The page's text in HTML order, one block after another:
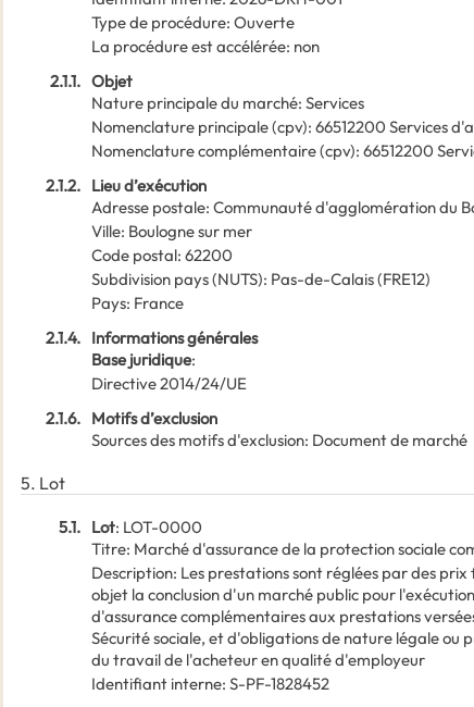
Type de procédure: Ouverte
La procédure est accélérée: non
2.1.1. Objet
Nature principale du marché: Services
Nomenclature principale(cpv): 66512200 Services
Nomenclature complémentaire(cpv): 66512200
2.1.2. Lieu d’exécution
Adresse postale: Communauté d'agglomération du
Ville: Boulogne sur mer
Code postal: 62200
Subdivision pays (NUTS): Pas-de-Calais(FRE12)
Pays: France
2.1.4. Informations générales
Base juridique:
Directive 2014/24/UE
2.1.6. Motifs d’exclusion
Sources des motifs d'exclusion: Document de marché
5. Lot
5.1. Lot: LOT-0000
Titre: Marché d'assurance de la protection sociale
Description: Les prestations sont réglées par des
objet la conclusion d'un marché public pour
d'assurance complémentaires aux prestations
Sécurité sociale, et d'obligations de nature légale ou
du travail de l'acheteur en qualité d'employeur
Identifiant interne: S-PF-1828452